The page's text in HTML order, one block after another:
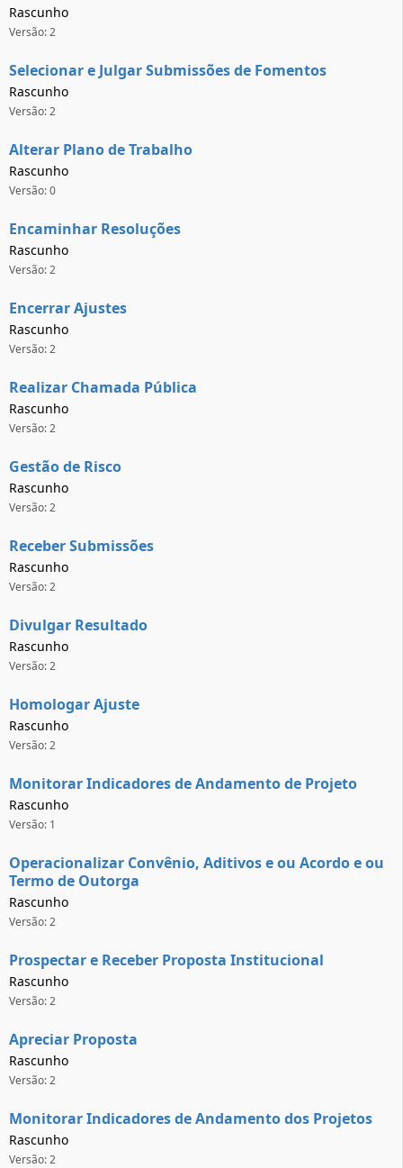
Rascunho
Versão: 2
Selecionar e Julgar Submissões de Fomentos
Rascunho
Versão: 2
Alterar Plano de Trabalho
Rascunho
Versão: 0
Encaminhar Resoluções
Rascunho
Versão: 2
Encerrar Ajustes
Rascunho
Versão: 2
Realizar Chamada Pública
Rascunho
Versão: 2
Gestão de Risco
Rascunho
Versão: 2
Receber Submissões
Rascunho
Versão: 2
Divulgar Resultado
Rascunho
Versão: 2
Homologar Ajuste
Rascunho
Versão: 2
Monitorar Indicadores de Andamento de Projeto
Rascunho
Versão: 1
Operacionalizar Convênio, Aditivos e ou Acordo e ou
Termo de Outorga
Rascunho
Versão: 2
Prospectar e Receber Proposta Institucional
Rascunho
Versão: 2
Apreciar Proposta
Rascunho
Versão: 2
Monitorar Indicadores de Andamento dos Projetos
Rascunho
Versão: 2